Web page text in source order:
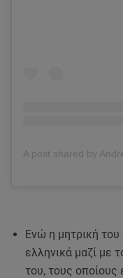
Ενώ η μητρική του
ελληνικά μαζί με
του, τους οποίους